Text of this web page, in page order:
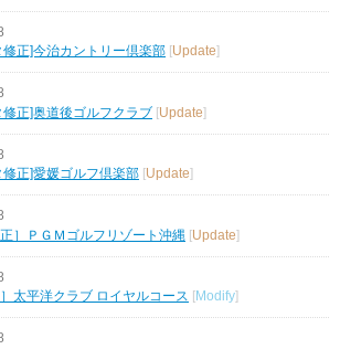
修正]今治カントリー倶楽部 Update
修正]奥道後ゴルフクラブ [Update]
修正]愛媛ゴルフ倶楽部 Update
正］ＰＧＭゴルフリゾート沖縄 [Update]
］太平洋クラブ ロイヤルコース [Modify]